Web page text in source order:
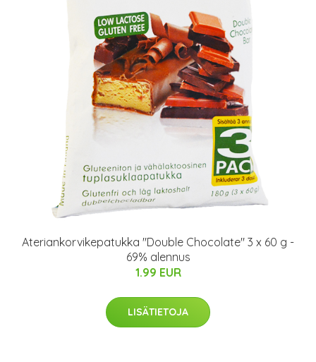
Ateriankorvikepatukka "Double Chocolate" 3 x 60 g -
69% alennus
1.99 EUR
LISÄTIETOJA